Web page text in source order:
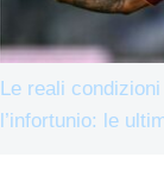
Le reali
l’infortunio: le